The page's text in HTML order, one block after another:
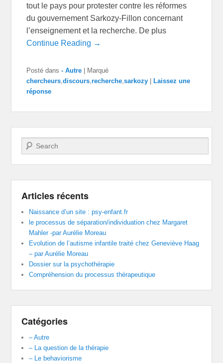
tout le pays pour protester contre les réformes
du gouvernement Sarkozy-Fillon concernant
l’enseignement et la recherche. De plus
Continue Reading →
Posté dans - Autre | Marqué
chercheurs ,discours ,recherche ,sarkozy |Laissez une
réponse
Recherche
Articles récents
Naissance d’un site : psy-enfant.fr
le processus de séparation/individuation chez Margaret
Mahler -par Aurélie Moreau
Evolution de l’autisme infantile traité chez Geneviève Haag
– par Aurélie Moreau
Dossier sur la psychothérapie
Compréhension du processus thérapeutique
Catégories
– Autre
– La question de la thérapie
– Le behaviorisme